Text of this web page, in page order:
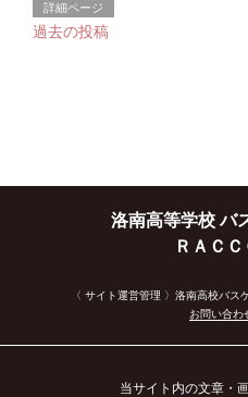
詳細ページ
投
ビ
シ
過去の投稿
洛南高等学校 バ
ＲＡＣ
〈 サイト運営管理 〉洛南高校バ
お問い合わ
当サイト内の文章・